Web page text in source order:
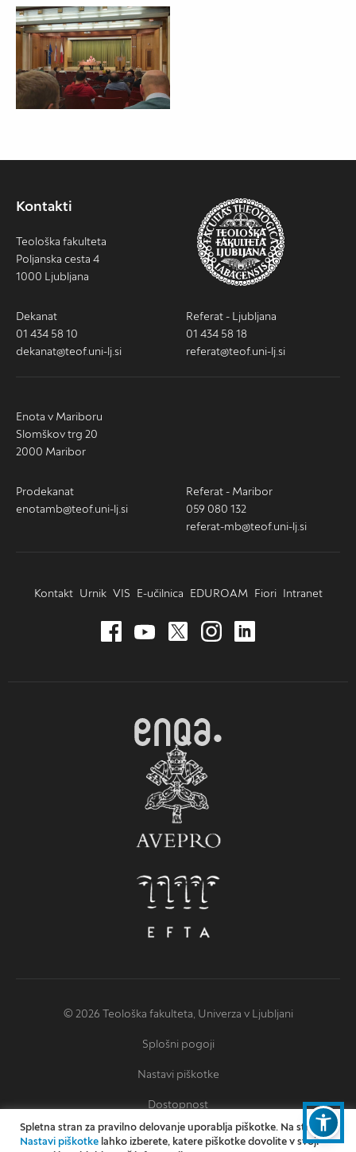
Kontakti
Teološka fakulteta
Poljanska cesta 4
1000 Ljubljana
Dekanat
01 434 58 10
dekanat@teof.uni-lj.si
Referat - Ljubljana
01 434 58 18
referat@teof.uni-lj.si
Enota v Mariboru
Slomškov trg 20
2000 Maribor
Prodekanat
enotamb@teof.uni-lj.si
Referat - Maribor
059 080 132
referat-mb@teof.uni-lj.si
Kontakt Urnik VIS E-učilnica EDUROAM Fiori Intranet
© 2026 Teološka fakulteta, Univerza v Ljubljani
Splošni pogoji
Nastavi piškotke
Dostopnost
Izjava o dostopnosti
Spletna stran za pravilno delovanje uporablja piškotke. Na strani
Nastavi piškotke lahko izberete, katere piškotke dovolite v svoji